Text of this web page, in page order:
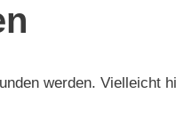
werden. Vielleicht